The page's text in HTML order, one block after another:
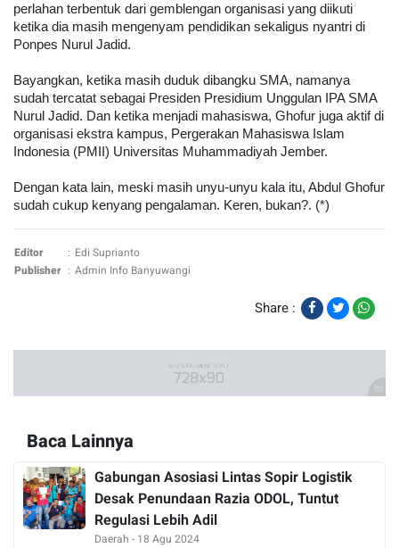
perlahan terbentuk dari gemblengan organisasi yang diikuti
ketika dia masih mengenyam pendidikan sekaligus nyantri di
Ponpes Nurul Jadid.
Bayangkan, ketika masih duduk dibangku SMA, namanya
sudah tercatat sebagai Presiden Presidium Unggulan IPA SMA
Nurul Jadid. Dan ketika menjadi mahasiswa, Ghofur juga aktif di
organisasi ekstra kampus, Pergerakan Mahasiswa Islam
Indonesia (PMII) Universitas Muhammadiyah Jember.
Dengan kata lain, meski masih unyu-unyu kala itu, Abdul Ghofur
sudah cukup kenyang pengalaman. Keren, bukan?. (*)
Editor : Edi Suprianto
Publisher : Admin Info Banyuwangi
Share :
Baca Lainnya
Gabungan Asosiasi Lintas Sopir Logistik
Desak Penundaan Razia ODOL, Tuntut
Regulasi Lebih Adil
Daerah - 18 Agu 2024